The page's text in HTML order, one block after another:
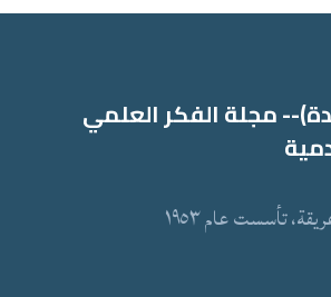
مجلة الفكر العلمي
تأسست عام ١٩٥٣